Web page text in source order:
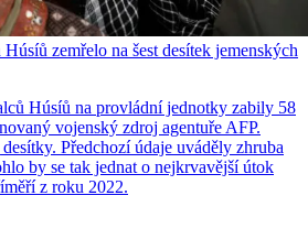
zemřelo na šest desítek jemenských
Húsíů na provládní jednotky zabily 58
vojenský zdroj agentuře AFP.
Předchozí údaje uváděly zhruba
by se tak jednat o nejkrvavější útok
z roku 2022.